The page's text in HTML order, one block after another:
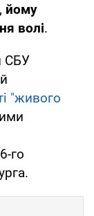
йому
волі.
СБУ
"живого
го